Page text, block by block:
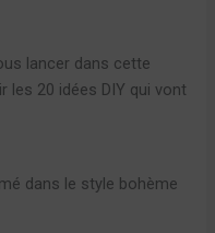
lancer dans cette
les 20 idées DIY qui vont
dans le style bohème